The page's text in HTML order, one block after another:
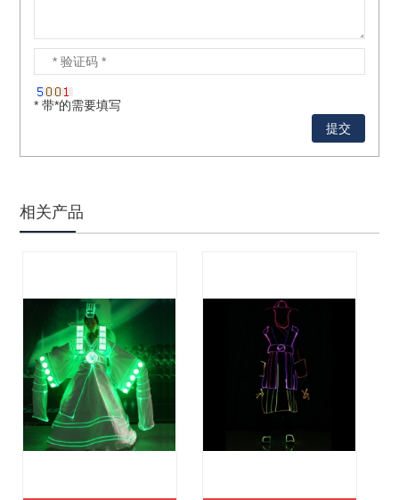
* 带*的需要填写
相关产品